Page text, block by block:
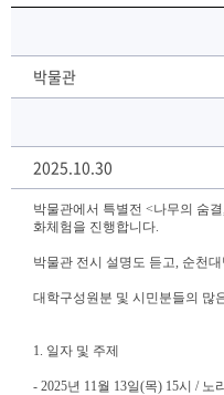
박물관
2025.10.30
박물관에서 특별전 <나무의 숨
화체험을 진행합니다.
박물관 전시 설명도 듣고, 순천
대학구성원분 및 시민분들의 많
1. 일자 및 주제
- 2025년 11월 13일(목) 15시 / 노